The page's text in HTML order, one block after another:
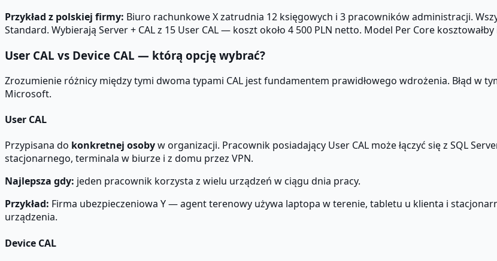
Przykład z polskiej firmy: Biuro rachunkowe X zatrudnia 12 księgowych i 3 pracowników administracji.
Standard. Wybierają Server + CAL z 15 User CAL — koszt około 4 500 PLN netto. Model Per Core
User CAL vs Device CAL — którą opcję wybrać?
Zrozumienie różnicy między tymi dwoma typami CAL jest fundamentem prawidłowego wdrożenia. Błąd w
Microsoft.
User CAL
Przypisana do konkretnej osobyw organizacji. Pracownik posiadający User CAL może łączyć się z SQL
stacjonarnego, terminala w biurze i z domu przez VPN.
Najlepsza gdy: jeden pracownik korzysta z wielu urządzeń w ciągu dnia pracy.
Przykład: Firma ubezpieczeniowa Y — agent terenowy używa laptopa w terenie, tabletu u klienta i
urządzenia.
Device CAL